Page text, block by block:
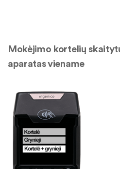
Mokėjimo kortelių
aparatas viename